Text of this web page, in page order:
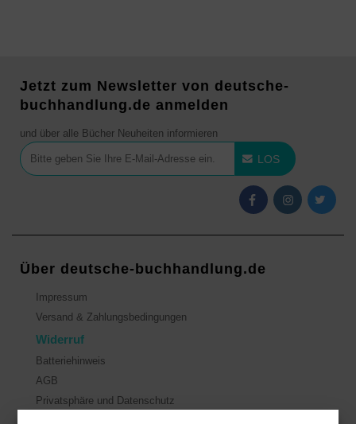
Jetzt zum Newsletter von deutsche-
buchhandlung.de anmelden
und über alle Bücher Neuheiten informieren
LOS
Über deutsche-buchhandlung.de
Impressum
Versand & Zahlungsbedingungen
Widerruf
Batteriehinweis
AGB
Privatsphäre und Datenschutz